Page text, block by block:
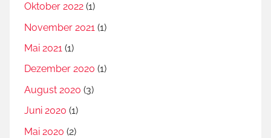
Oktober 2022 (1)
November 2021 (1)
Mai 2021 (1)
Dezember 2020 (1)
August 2020 (3)
Juni 2020 (1)
Mai 2020 (2)